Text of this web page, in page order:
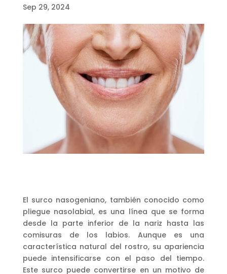
Sep 29, 2024
El surco nasogeniano, también conocido como
pliegue nasolabial, es una línea que se forma
desde la parte inferior de la nariz hasta las
comisuras de los labios. Aunque es una
característica natural del rostro, su apariencia
puede intensificarse con el paso del tiempo.
Este surco puede convertirse en un motivo de